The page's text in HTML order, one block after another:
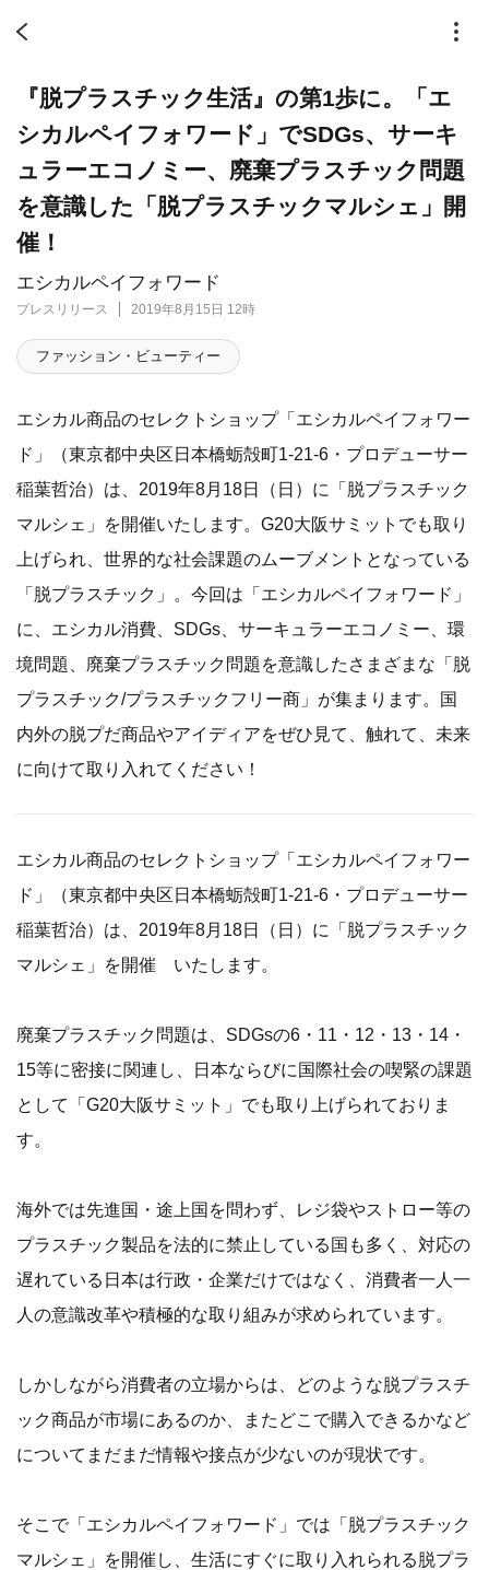
エシカルペイフォワード
プレスリリース 2019年8月15日 12時
『脱プラスチック生活』の第1歩に。「エ
シカルペイフォワード」でSDGs、サーキ
ュラーエコノミー、廃棄プラスチック問題
を意識した「脱プラスチックマルシェ」開
催！
ファッション・ビューティー
エシカル商品のセレクトショップ「エシカルペイフォワー
ド」（東京都中央区日本橋蛎殻町1-21-6・プロデューサー
稲葉哲治）は、2019年8月18日（日）に「脱プラスチック
マルシェ」を開催いたします。G20大阪サミットでも取り
上げられ、世界的な社会課題のムーブメントとなっている
「脱プラスチック」。今回は「エシカルペイフォワード」
に、エシカル消費、SDGs、サーキュラーエコノミー、環
境問題、廃棄プラスチック問題を意識したさまざまな「脱
プラスチック/プラスチックフリー商」が集まります。国
内外の脱プだ商品やアイディアをぜひ見て、触れて、未来
に向けて取り入れてください！
エシカル商品のセレクトショップ「エシカルペイフォワー
ド」（東京都中央区日本橋蛎殻町1-21-6・プロデューサー
稲葉哲治）は、2019年8月18日（日）に「脱プラスチック
マルシェ」を開催 いたします。
廃棄プラスチック問題は、SDGsの6・11・12・13・14・
15等に密接に関連し、日本ならびに国際社会の喫緊の課題
として「G20大阪サミット」でも取り上げられておりま
す。
海外では先進国・途上国を問わず、レジ袋やストロー等の
プラスチック製品を法的に禁止している国も多く、対応の
遅れている日本は行政・企業だけではなく、消費者一人一
人の意識改革や積極的な取り組みが求められています。
しかしながら消費者の立場からは、どのような脱プラスチ
ック商品が市場にあるのか、またどこで購入できるかなど
についてまだまだ情報や接点が少ないのが現状です。
そこで「エシカルペイフォワード」では「脱プラスチック
マルシェ」を開催し、生活にすぐに取り入れられる脱プラ